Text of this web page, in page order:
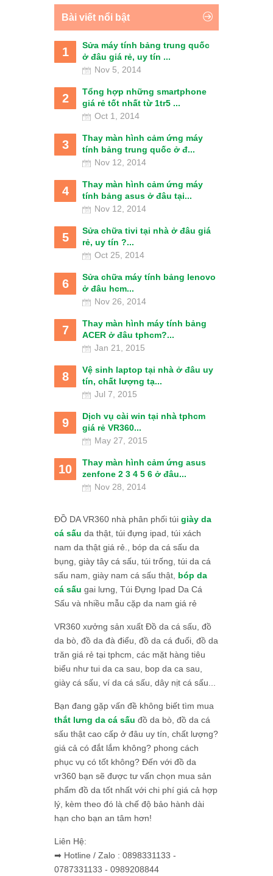
Bài viết nổi bật
1
Sửa máy tính bảng trung quốc
ở đâu giá rẻ, uy tín ...
Nov 5, 2014
2
Tổng hợp những smartphone
giá rẻ tốt nhất từ 1tr5 ...
Oct 1, 2014
3
Thay màn hình cảm ứng máy
tính bảng trung quốc ở đ...
Nov 12, 2014
4
Thay màn hình cảm ứng máy
tính bảng asus ở đâu tại...
Nov 12, 2014
5
Sửa chữa tivi tại nhà ở đâu giá
rẻ, uy tín ?...
Oct 25, 2014
6
Sửa chữa máy tính bảng lenovo
ở đâu hcm...
Nov 26, 2014
7
Thay màn hình máy tính bảng
ACER ở đâu tphcm?...
Jan 21, 2015
8
Vệ sinh laptop tại nhà ở đâu uy
tín, chất lượng tạ...
Jul 7, 2015
9
Dịch vụ cài win tại nhà tphcm
giá rẻ VR360...
May 27, 2015
10
Thay màn hình cảm ứng asus
zenfone 2 3 4 5 6 ở đâu...
Nov 28, 2014
ĐỒ DA VR360 nhà phân phối túi giày da
cá sấu da thật, túi đựng ipad, túi xách
nam da thật giá rẻ., bóp da cá sấu da
bụng, giày tây cá sấu, túi trống, túi da cá
sấu nam, giày nam cá sấu thật, bóp da
cá sấu gai lưng, Túi Đựng Ipad Da Cá
Sấu và nhiều mẫu cặp da nam giá rẻ
VR360 xưởng sản xuất Đồ da cá sấu, đồ
da bò, đồ da đà điểu, đồ da cá đuối, đồ da
trăn giá rẻ tại tphcm, các mặt hàng tiêu
biểu như tui da ca sau, bop da ca sau,
giày cá sấu, ví da cá sấu, dây nịt cá sấu...
Bạn đang gặp vấn đề không biết tìm mua
thắt lưng da cá sấu đồ da bò, đồ da cá
sấu thật cao cấp ở đâu uy tín, chất lượng?
giá cả có đắt lắm không? phong cách
phục vụ có tốt không? Đến với đồ da
vr360 bạn sẽ được tư vấn chọn mua sản
phẩm đồ da tốt nhất với chi phí giá cả hợp
lý, kèm theo đó là chế độ bảo hành dài
hạn cho bạn an tâm hơn!
Liên Hệ:
➡ Hotline / Zalo : 0898331133 -
0787331133 - 0989208844